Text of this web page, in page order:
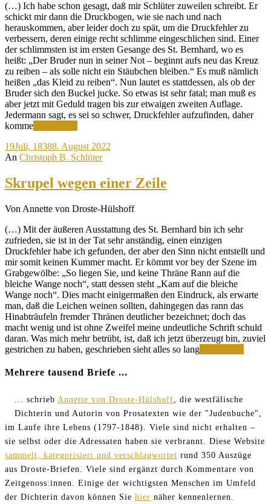
(…) Ich habe schon gesagt, daß mir Schlüter zuweilen schreibt. Er
schickt mir dann die Druckbogen, wie sie nach und nach
herauskommen, aber leider doch zu spät, um die Druckfehler zu
verbessern, deren einige recht schlimme eingeschlichen sind. Einer
der schlimmsten ist im ersten Gesange des St. Bernhard, wo es
heißt: „Der Bruder nun in seiner Not – beginnt aufs neu das Kreuz
zu reiben – als solle nicht ein Stäubchen bleiben.“ Es muß nämlich
heißen „das Kleid zu reiben“. Nun lautet es stattdessen, als ob der
Bruder sich den Buckel jucke. So etwas ist sehr fatal; man muß es
aber jetzt mit Geduld tragen bis zur etwaigen zweiten Auflage.
Jedermann sagt, es sei so schwer, Druckfehler aufzufinden, daher
komme
vor’s
Publikum
treten
19Juli, 18388. August 2022
An Christoph B. Schlüter
Skrupel wegen einer Zeile
Von Annette von Droste-Hülshoff
(…) Mit der äußeren Ausstattung des St. Bernhard bin ich sehr
zufrieden, sie ist in der Tat sehr anständig, einen einzigen
Druckfehler habe ich gefunden, der aber den Sinn nicht entstellt und
mir somit keinen Kummer macht. Er kömmt vor bey der Szene im
Grabgewölbe: „So liegen Sie, und keine Thräne Rann auf die
bleiche Wange noch“, statt dessen steht „Kam auf die bleiche
Wange noch“. Dies macht einigermaßen den Eindruck, als erwarte
man, daß die Leichen weinen sollten, dahingegen das rann das
Hinabträufeln fremder Thränen deutlicher bezeichnet; doch das
macht wenig und ist ohne Zweifel meine undeutliche Schrift schuld
daran. Was mich mehr betrübt, ist, daß ich jetzt überzeugt bin, zuviel
gestrichen zu haben, geschrieben sieht alles so lang
Mehrere tausend Briefe ...
... schrieb Annette von Droste-Hülshoff , die westfälische
Dichterin und Autorin von Prosatexten wie der "Judenbuche",
im Laufe ihre Lebens (1797-1848). Viele sind nicht erhalten –
sie selbst oder die Adressaten haben sie verbrannt. Diese Website
sammelt, kategorisiert und verschlagwortet rund 350 Auszüge
aus Droste-Briefen. Viele sind ergänzt durch Kommentare von
Zeitgenoss:innen. Einige der wichtigsten Menschen im Umfeld
der Dichterin davon können Sie hier näher kennenlernen.